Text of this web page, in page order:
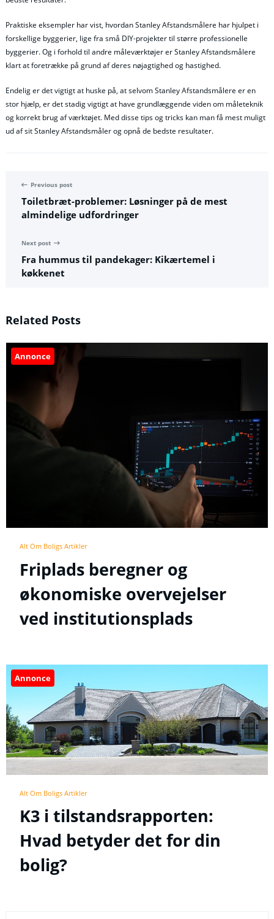
Praktiske eksempler har vist, hvordan Stanley Afstandsmålere har hjulpet i
forskellige byggerier, lige fra små DIY-projekter til større professionelle
byggerier. Og i forhold til andre måleværktøjer er Stanley Afstandsmålere
klart at foretrække på grund af deres nøjagtighed og hastighed.
Endelig er det vigtigt at huske på, at selvom Stanley Afstandsmålere er en
stor hjælp, er det stadig vigtigt at have grundlæggende viden om måleteknik
og korrekt brug af værktøjet. Med disse tips og tricks kan man få mest muligt
ud af sit Stanley Afstandsmåler og opnå de bedste resultater.
Previous post
Toiletbræt-problemer: Løsninger på de mest
almindelige udfordringer
Next post
Fra hummus til pandekager: Kikærtemel i
køkkenet
Related Posts
Annonce
Alt Om Boligs Artikler
Friplads beregner og
økonomiske overvejelser
ved institutionsplads
Annonce
Alt Om Boligs Artikler
K3 i tilstandsrapporten:
Hvad betyder det for din
bolig?